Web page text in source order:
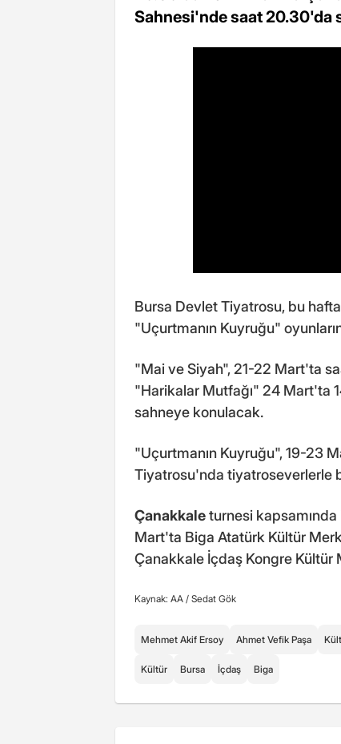
Sahnesi'nde saat 20.30'da
Bursa Devlet Tiyatrosu, bu
"Uçurtmanın Kuyruğu"
"Mai ve Siyah", 21-22 Mart'ta
"Harikalar Mutfağı" 24 Mart'ta
sahneye konulacak.
"Uçurtmanın Kuyruğu", 19-23
Tiyatrosu'nda tiyatroseverlerle
Çanakkaleturnesi
Mart'ta Biga Atatürk Kültür
Çanakkale İçdaş Kongre
Kaynak: AA / Sedat Gök
Mehmet Akif Ersoy Ahmet Vefik Paşa
Kültür Bursa İçdaş Biga